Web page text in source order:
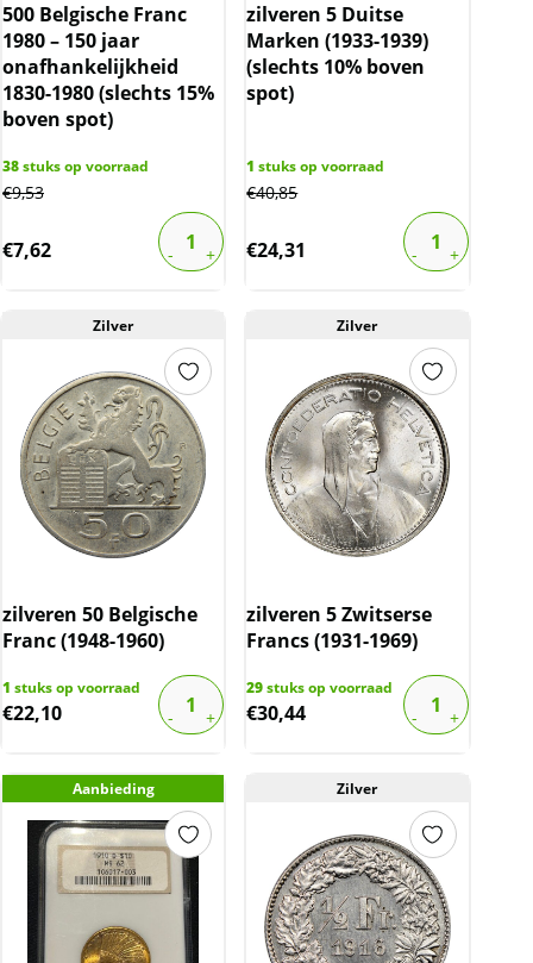
500 Belgische Franc
1980 – 150 jaar
onafhankelijkheid
1830-1980 (slechts 15%
boven spot)
38stuks op voorraad
€9,53
€7,62
zilveren 5 Duitse
Marken (1933-1939)
(slechts 10% boven
spot)
1 stuks op voorraad
€40,85
€24,31
Zilver
zilveren 50 Belgische
Franc (1948-1960)
1 stuks op voorraad
€22,10
Zilver
zilveren 5 Zwitserse
Francs (1931-1969)
29stuks op voorraad
€30,44
Aanbieding Zilver